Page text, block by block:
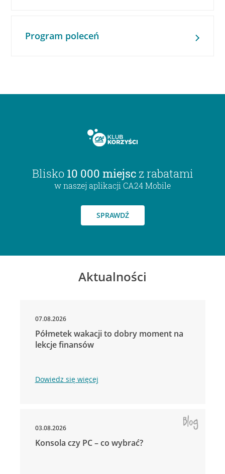
Program poleceń
Blisko 10 000 miejsc z rabatami
w naszej aplikacji CA24 Mobile
SPRAWDŹ
Aktualności
07.08.2026
Półmetek wakacji to dobry moment na
lekcje finansów
Dowiedz się więcej
03.08.2026
Konsola czy PC – co wybrać?